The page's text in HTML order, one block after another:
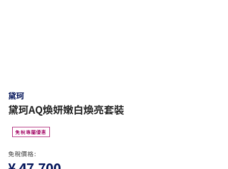
黛珂
黛珂AQ煥妍嫩白煥亮套裝
免稅專屬優惠
免稅價格: